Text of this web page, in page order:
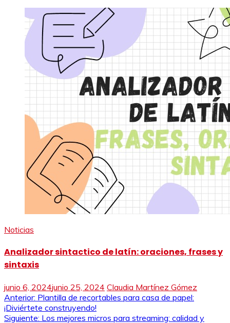
Noticias
Analizador sintactico de latín: oraciones, frases y
sintaxis
junio 6, 2024junio 25, 2024 Claudia Martínez Gómez
Navegación
de
Anterior: Plantilla de recortables para casa de papel:
¡Diviértete construyendo!
Siguiente: Los mejores micros para streaming: calidad y